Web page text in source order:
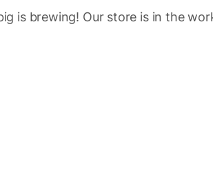
is brewing! Our store is in the